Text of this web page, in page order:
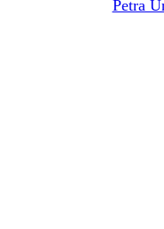
Petra